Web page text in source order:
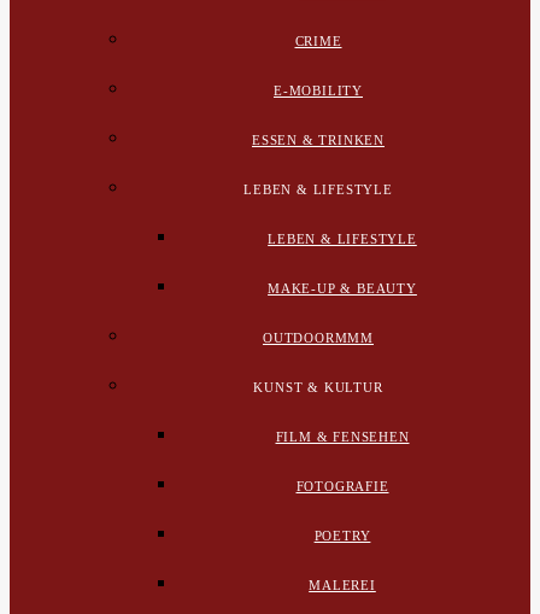
CRIME
E-MOBILITY
ESSEN & TRINKEN
LEBEN & LIFESTYLE
LEBEN & LIFESTYLE
MAKE-UP & BEAUTY
OUTDOORMMM
KUNST & KULTUR
FILM & FENSEHEN
FOTOGRAFIE
POETRY
MALEREI